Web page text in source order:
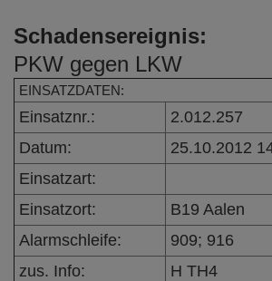
Schadensereignis:
PKW gegen LKW
EINSATZDATEN:
Einsatznr.:
2.012.257
Datum:
25.10.2012
Einsatzart:
Einsatzort:
B19 Aalen
Alarmschleife:
909; 916
zus. Info:
H TH4